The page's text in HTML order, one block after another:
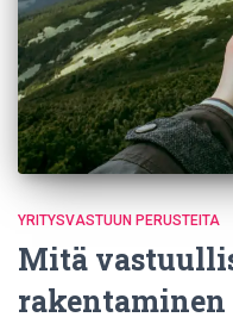
YRITYSVASTUUN PERUSTEITA
Mitä